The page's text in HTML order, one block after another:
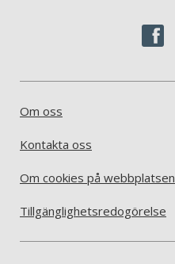
Om oss
Kontakta oss
Om cookies på webbplatsen
Tillgänglighetsredogörelse